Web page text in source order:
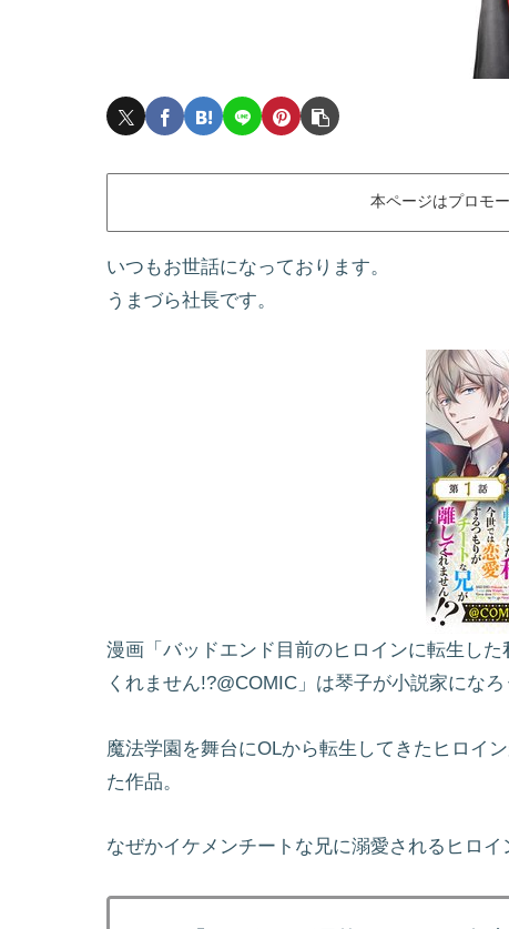
本ページはプロモ
いつもお世話になっております。
うまづら社長です。
漫画「バッドエンド目前のヒロインに転生し
くれません!?@COMIC」は琴子が小説家にな
魔法学園を舞台にOLから転生してきたヒロイ
た作品。
なぜかイケメンチートな兄に溺愛されるヒロ